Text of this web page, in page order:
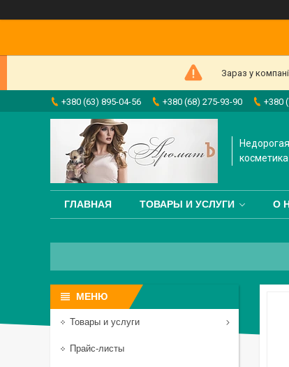
Зараз у
+380 (63) 895-04-56 +380 (68) 275-93-90 +380
косметика
ГЛАВНАЯ ТОВАРЫ И УСЛУГИ О
Товары и услуги
Прайс-листы